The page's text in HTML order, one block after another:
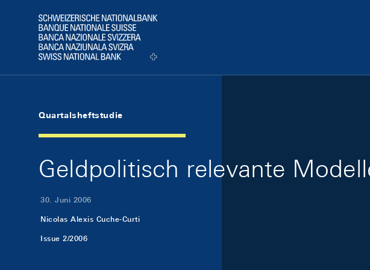
Logo
Quartalsheftstudie
Geldpolitisch relevante
30. Juni 2006
Nicolas Alexis Cuche-Curti
Issue 2/2006